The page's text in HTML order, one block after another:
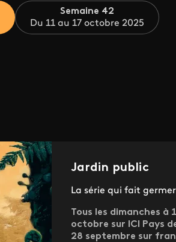
Semaine 42
Du 11 au 17 octobre 2025
Jardin public
La série qui fait
Tous les dimanches à
octobre sur ICI Pays
28 septembre sur